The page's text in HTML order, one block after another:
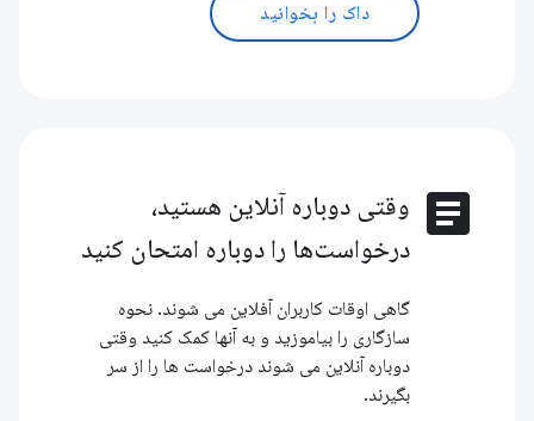
داک را بخوانید
article وقتی دوباره آنلاین هستید،
درخواست‌ها را دوباره امتحان کنید
گاهی اوقات کاربران آفلاین می شوند. نحوه
سازگاری را بیاموزید و به آنها کمک کنید وقتی
دوباره آنلاین می شوند درخواست ها را از سر
بگیرند.